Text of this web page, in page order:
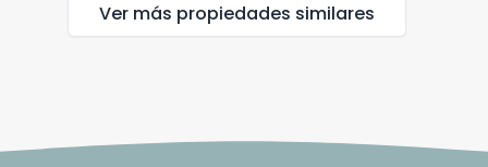
Ver más propiedades similares